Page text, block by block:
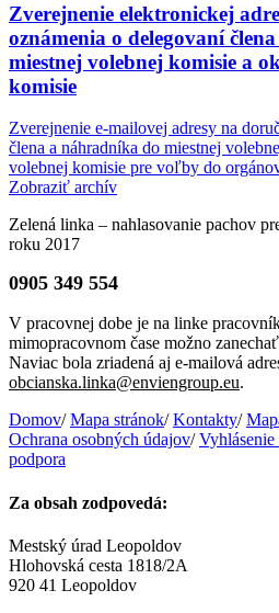
Zverejnenie elektronickej
oznámenia o delegovaní
miestnej volebnej komisie a
komisie
Zverejnenie e-mailovej adresy na
člena a náhradníka do miestnej
volebnej komisie pre voľby do
Zobraziť archív
Zelená linka – nahlasovanie pachov
roku 2017
0905 349 554
V pracovnej dobe je na linke
mimopracovnom čase možno
Naviac bola zriadená aj e-mailová
obcianska.linka@enviengroup.eu.
Domov/ Mapa stránok/ Kontakty/
Ochrana osobných údajov/
podpora
Za obsah zodpovedá:
Mestský úrad Leopoldov
Hlohovská cesta 1818/2A
920 41 Leopoldov